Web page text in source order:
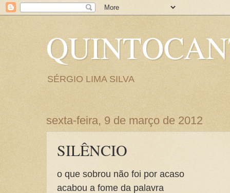
SÉRGIO LIMA SILVA
sexta-feira, 9 de março de 2012
SILÊNCIO
o que sobrou não foi por acaso
acabou a fome da palavra